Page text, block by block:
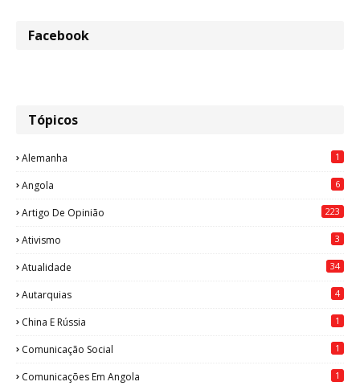
Facebook
Tópicos
Alemanha 1
Angola 6
Artigo De Opinião 223
Ativismo 3
Atualidade 34
Autarquias 4
China E Rússia 1
Comunicação Social 1
Comunicações Em Angola 1